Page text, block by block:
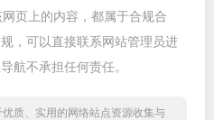
页上的内容，都属于合规合
，可以直接联系网站管理员进
航不承担任何责任。
质、实用的网络站点资源收集与